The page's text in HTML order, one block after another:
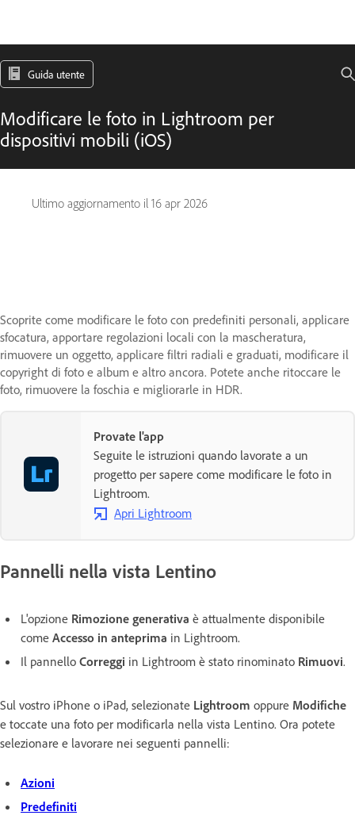
Guida utente
Modificare le foto in Lightroom per
dispositivi mobili (iOS)
Ultimo aggiornamento il 16 apr 2026
Scoprite come modificare le foto con predefiniti personali, applicare
sfocatura, apportare regolazioni locali con la mascheratura,
rimuovere un oggetto, applicare filtri radiali e graduati, modificare il
copyright di foto e album e altro ancora. Potete anche ritoccare le
foto, rimuovere la foschia e migliorarle in HDR.
Provate l'app
Seguite le istruzioni quando lavorate a un
progetto per sapere come modificare le foto in
Lightroom.
Apri Lightroom
Pannelli nella vista Lentino
L'opzione Rimozione generativa è attualmente disponibile
come Accesso in anteprima in Lightroom.
Il pannello Correggi in Lightroom è stato rinominato Rimuovi.
Sul vostro iPhone o iPad, selezionate Lightroom oppure Modifiche
e toccate una foto per modificarla nella vista Lentino. Ora potete
selezionare e lavorare nei seguenti pannelli:
Azioni
Predefiniti